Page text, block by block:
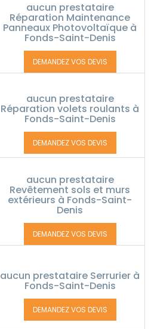
aucun prestataire
Réparation Maintenance
Panneaux Photovoltaïque à
Fonds-Saint-Denis
DEMANDEZ VOS DEVIS
aucun prestataire
Réparation volets roulants à
Fonds-Saint-Denis
DEMANDEZ VOS DEVIS
aucun prestataire
Revêtement sols et murs
extérieurs à Fonds-Saint-
Denis
DEMANDEZ VOS DEVIS
aucun prestataire Serrurier à
Fonds-Saint-Denis
DEMANDEZ VOS DEVIS